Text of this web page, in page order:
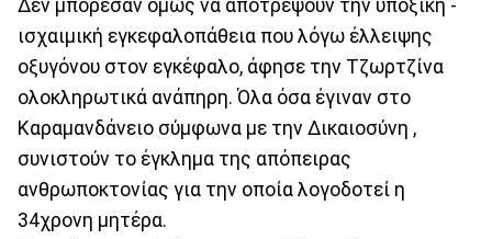
Δεν μπόρεσαν όμως να αποτρέψουν την υποξική -
ισχαιμική εγκεφαλοπάθεια που λόγω έλλειψης
οξυγόνου στον εγκέφαλο, άφησε την Τζωρτζίνα
ολοκληρωτικά ανάπηρη. Όλα όσα έγιναν στο
Καραμανδάνειο σύμφωνα με την Δικαιοσύνη ,
συνιστούν το έγκλημα της απόπειρας
ανθρωποκτονίας για την οποία λογοδοτεί η
34χρονη μητέρα.